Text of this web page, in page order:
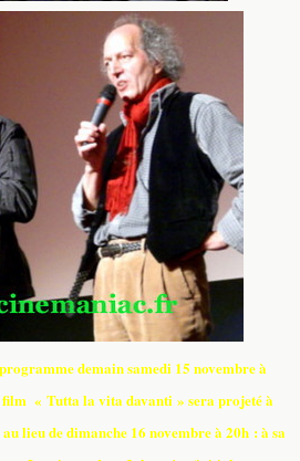
demain samedi 15 novembre à
« Tutta la vita davanti » sera projeté à
lieu de dimanche 16 novembre à 20h : à sa